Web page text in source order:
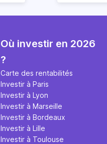
règle
ce secret
l'argent
principale
études et
Où investir en 2026
?
Carte des rentabilités
Investir à Paris
Investir à Lyon
Investir à Marseille
Investir à Bordeaux
Investir à Lille
Investir à Toulouse